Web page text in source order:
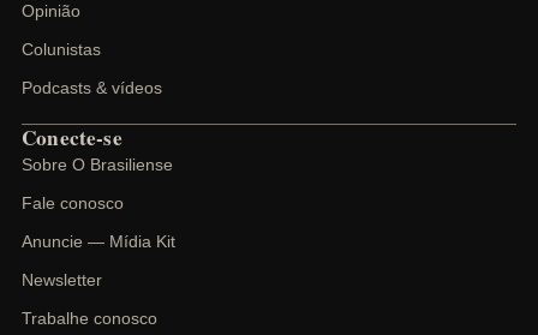
Opinião
Colunistas
Podcasts & vídeos
Conecte-se
Sobre O Brasiliense
Fale conosco
Anuncie — Mídia Kit
Newsletter
Trabalhe conosco